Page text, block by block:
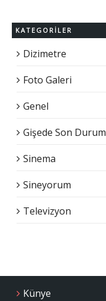
KATEGORILER
Dizimetre
Foto Galeri
Genel
Gişede Son Durum
Sinema
Sineyorum
Televizyon
Künye